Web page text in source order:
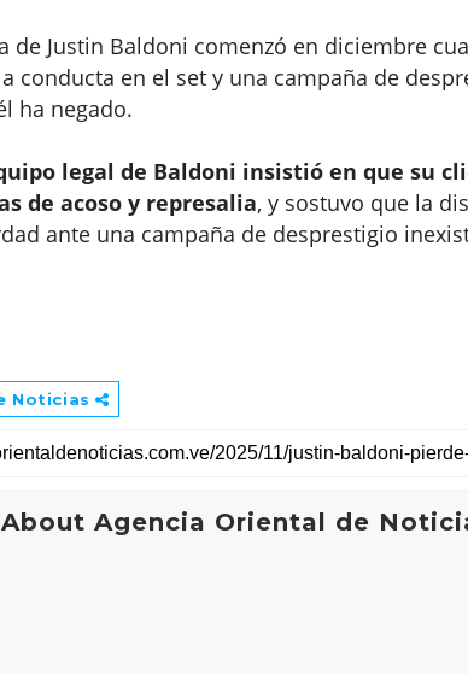
de Justin Baldoni comenzó en diciembre
conducta en el set y una campaña de
ha negado.
legal de Baldoni insistió en que su
de acoso y represalia, y sostuvo que la
ante una campaña de desprestigio
Noticias
About Agencia Oriental de